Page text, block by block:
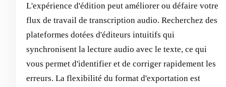
L'expérience d'édition peut améliorer ou défaire votre
flux de travail de transcription audio. Recherchez des
plateformes dotées d'éditeurs intuitifs qui
synchronisent la lecture audio avec le texte, ce qui
vous permet d'identifier et de corriger rapidement les
erreurs. La flexibilité du format d'exportation est